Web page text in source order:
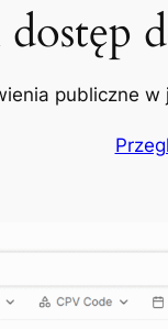
dostęp
publiczne